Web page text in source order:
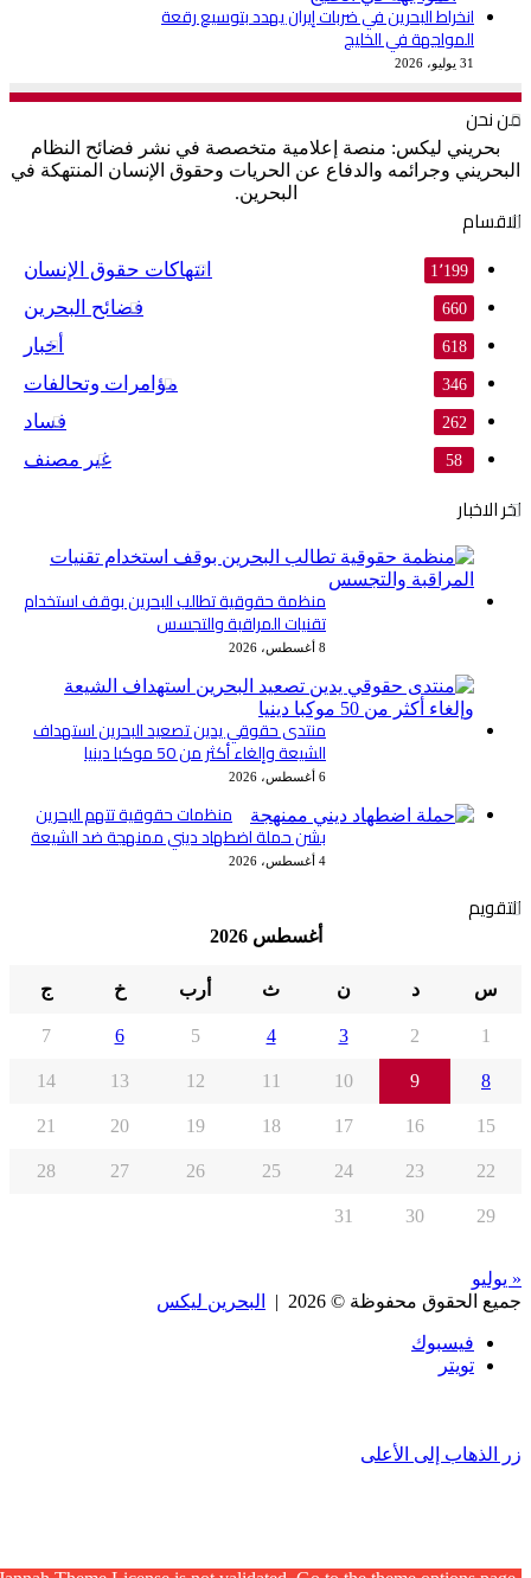
انخراط البحرين في ضربات إيران يهدد بتوسيع رقعة
المواجهة في الخليج
31 يوليو، 2026
من نحن
بحريني ليكس: منصة إعلامية متخصصة في نشر فضائح النظام
البحريني وجرائمه والدفاع عن الحريات وحقوق الإنسان المنتهكة في
البحرين.
الاقسام
انتهاكات حقوق الإنسان 1٬199
فضائح البحرين 660
أخبار 618
مؤامرات وتحالفات 346
فساد 262
غير مصنف 58
اخر الاخبار
منظمة حقوقية تطالب البحرين بوقف استخدام
تقنيات المراقبة والتجسس
8 أغسطس، 2026
منتدى حقوقي يدين تصعيد البحرين استهداف
الشيعة وإلغاء أكثر من 50 موكبا دينيا
6 أغسطس، 2026
منظمات حقوقية تتهم البحرين
بشن حملة اضطهاد ديني ممنهجة ضد الشيعة
4 أغسطس، 2026
التقويم
أغسطس 2026
س د ن ث أرب خ ج
1
2
3
4
5
6
7
8
9
10
11
12
13
14
15
16
17
18
19
20
21
22
23
24
25
26
27
28
29
30
31
« يوليو
جميع الحقوق محفوظة © 2026 |
البحرين ليكس
فيسبوك
تويتر
زر الذهاب إلى الأعلى